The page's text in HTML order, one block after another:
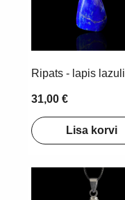
Ripats - lapis lazuli
31,00 €
Lisa korvi